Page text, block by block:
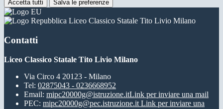
Accetta tutti Salva le preferenze
Liceo Classico Statale Tito Livio Milano
Contatti
Liceo Classico Statale Tito Livio Milano
Via Circo 4 20123 - Milano
Tel: 02875043 - 0236668952
Email: mipc20000g@istruzione.itLink per inviare una mail
PEC: mipc20000g@pec.istruzione.it Link per inviare una